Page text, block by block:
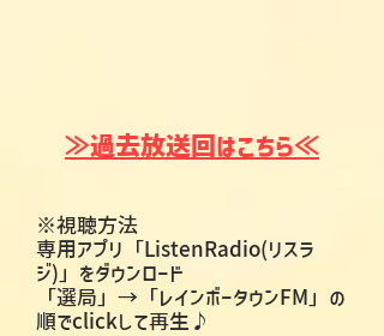
≫過去放送回はこちら≪
※視聴方法
専用アプリ「ListenRadio(リスラ
ジ)」をダウンロード
「選局」→「レインボータウンFM」 ​の
順でclickして再生♪